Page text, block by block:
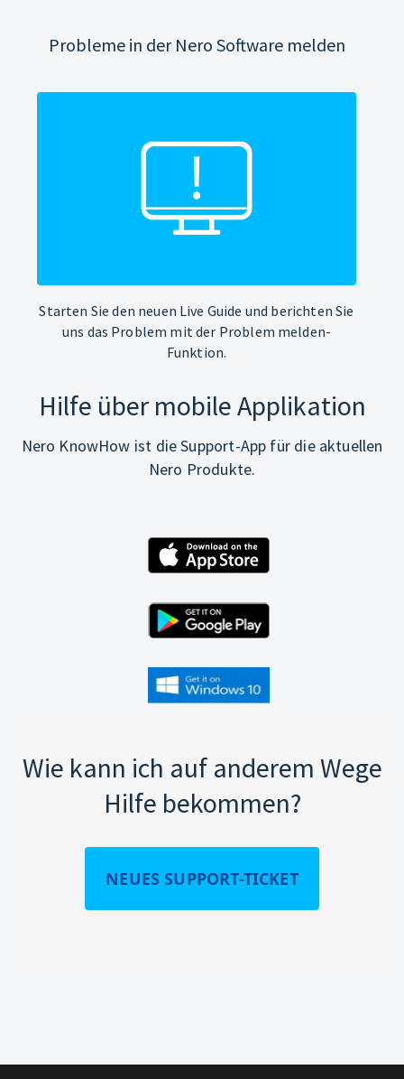
Probleme in der Nero Software melden
Starten Sie den neuen Live Guide und berichten Sie
uns das Problem mit der Problem melden-
Funktion.
Hilfe über mobile Applikation
Nero KnowHow ist die Support-App für die aktuellen
Nero Produkte.
Wie kann ich auf anderem Wege
Hilfe bekommen?
NEUES SUPPORT-TICKET